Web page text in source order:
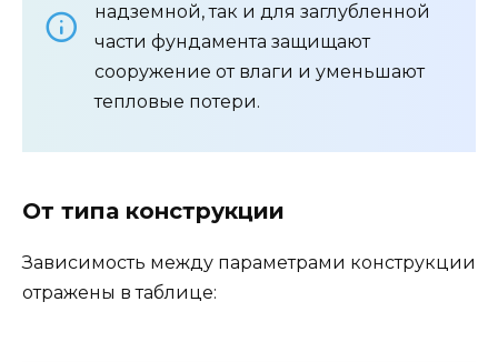
надземной, так и для заглубленной
части фундамента защищают
сооружение от влаги и уменьшают
тепловые потери.
От типа конструкции
Зависимость между параметрами конструкции
отражены в таблице: